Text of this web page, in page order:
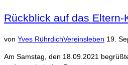
Rückblick auf das
von Yves RührdichVereinsleben 19.
Am Samstag, den 18.09.2021